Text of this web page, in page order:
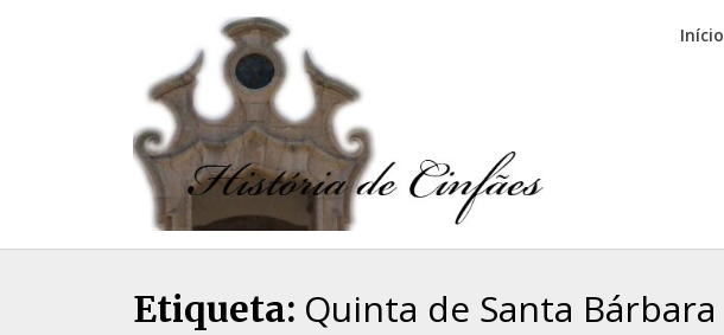
Início
Etiqueta: Quinta de Santa Bárbara